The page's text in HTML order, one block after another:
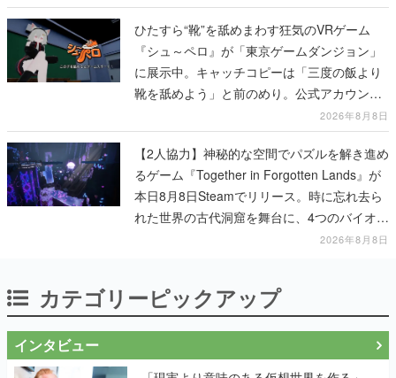
ひたすら“靴”を舐めまわす狂気のVRゲーム
『シュ～ペロ』が「東京ゲームダンジョン」
に展示中。キャッチコピーは「三度の飯より
靴を舐めよう」と前のめり。公式アカウント
も開設され、2026年リリースに向けて開発中
2026年8月8日
【2人協力】神秘的な空間でパズルを解き進め
るゲーム『Together in Forgotten Lands』が
本日8月8日Steamでリリース。時に忘れ去ら
れた世界の古代洞窟を舞台に、4つのバイオー
2026年8月8日
カテゴリーピックアップ
インタビュー